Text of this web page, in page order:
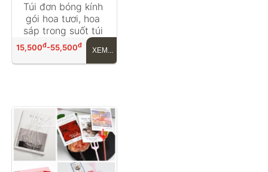
Túi đơn bóng kính
gói hoa tươi, hoa
sáp trong suốt túi
20,50 chiếc
15,500đ-55,500đ
XEM...